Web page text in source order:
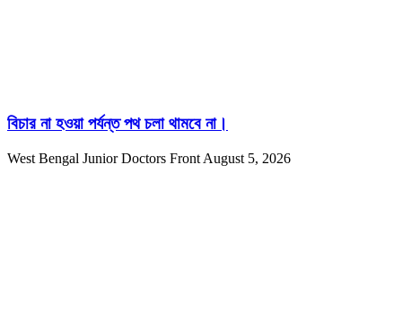
বিচার না হওয়া পর্যন্ত পথ চলা থামবে না।
West Bengal Junior Doctors Front August 5, 2026